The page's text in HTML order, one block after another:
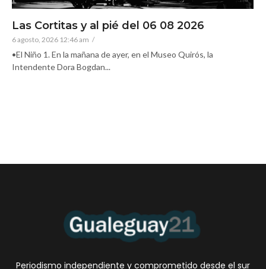
Las Cortitas y al pié del 06 08 2026
6 agosto, 2026 12:46 am /
•El Niño 1. En la mañana de ayer, en el Museo Quirós, la
Intendente Dora Bogdan...
Periodismo independiente y comprometido desde el sur